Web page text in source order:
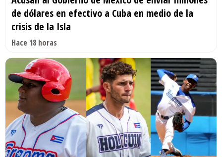
de dólares en efectivo a Cuba en medio de la
crisis de la Isla
Hace 18 horas